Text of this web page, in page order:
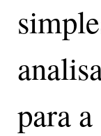
para